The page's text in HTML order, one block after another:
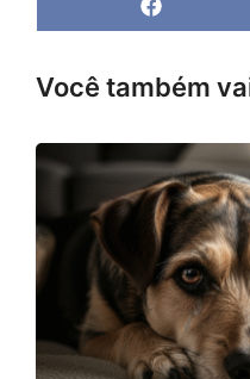
Share
on
F
a
e
b
k
Você também